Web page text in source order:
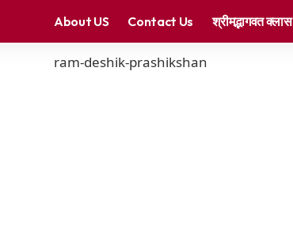
About US Contact Us श्रीमद्भागवत क्लास